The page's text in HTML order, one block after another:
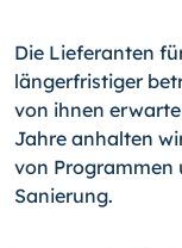
Die Lieferanten
längerfristiger
von ihnen
Jahre anhalten
von Programmen
Sanierung.